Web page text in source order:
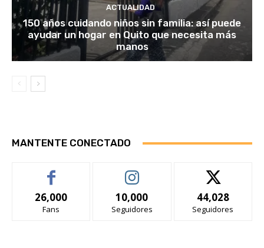
ACTUALIDAD
150 años cuidando niños sin familia: así puede
ayudar un hogar en Quito que necesita más
manos
MANTENTE CONECTADO
26,000
Fans
10,000
Seguidores
44,028
Seguidores